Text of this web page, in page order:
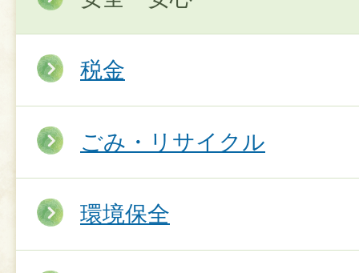
税金
ごみ・リサイクル
環境保全